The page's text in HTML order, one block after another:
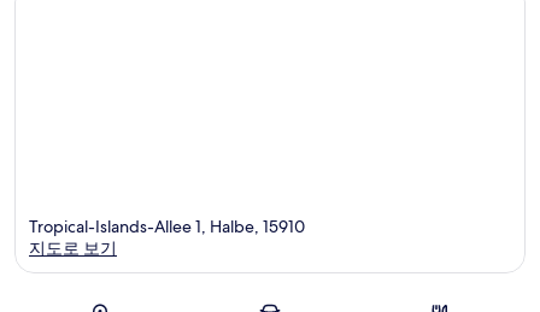
Tropical-Islands-Allee 1, Halbe, 15910
지도로 보기